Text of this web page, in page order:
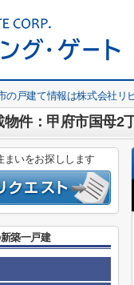
の戸建て情報は株式会社リ
物件：甲府市国母2
いをお探しします
築一戸建